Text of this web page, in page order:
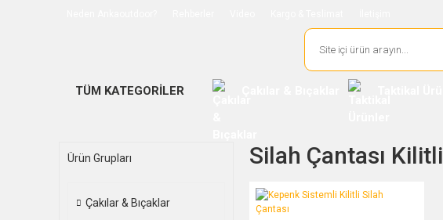
TÜM KATEGORİLER
Ürün Grupları
Çakılar & Bıçaklar
Silah Çantası Kilitli
Kepenk Sistemli Kilitli Silah Çantası